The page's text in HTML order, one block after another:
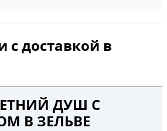
с доставкой в
ДУШ С
В ЗЕЛЬВЕ